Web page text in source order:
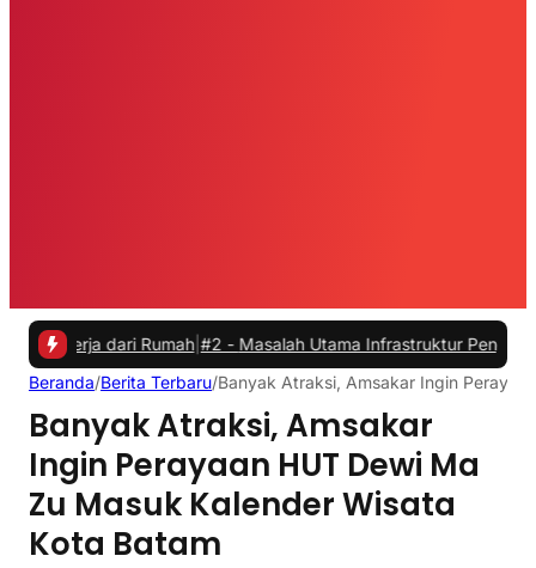
dari Rumah|#2 -Masalah Utama Infrastruktur Pengisian Daya
Beranda/Berita Terbaru/Banyak Atraksi, Amsakar Ingin
Banyak Atraksi, Amsakar
Ingin Perayaan HUT Dewi Ma
Zu Masuk Kalender Wisata
Kota Batam